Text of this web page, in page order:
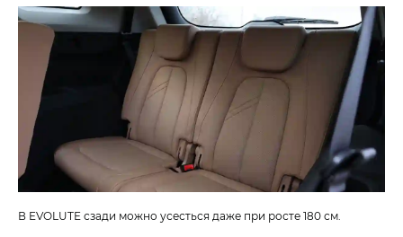
В EVOLUTE сзади можно усесться даже при росте 180 см.